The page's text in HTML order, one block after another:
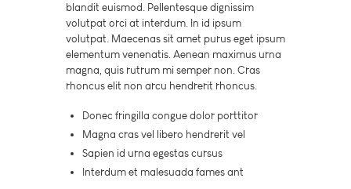
blandit euismod. Pellentesque dignissim
volutpat orci at interdum. In id ipsum
volutpat. Maecenas sit amet purus eget ipsum
elementum venenatis. Aenean maximus urna
magna, quis rutrum mi semper non. Cras
rhoncus elit non arcu hendrerit rhoncus.
Donec fringilla congue dolor porttitor
Magna cras vel libero hendrerit vel
Sapien id urna egestas cursus
Interdum et malesuada fames ant